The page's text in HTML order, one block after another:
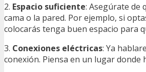
2. Espacio suficiente: Asegúrate de
cama o la pared. Por ejemplo, si
colocarás tenga buen espacio para
3. Conexiones eléctricas: Ya
conexión. Piensa en un lugar donde